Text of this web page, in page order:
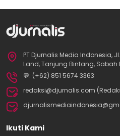
PT Djurnalis Media Indonesia,
Land, Tanjung Bintang,
💬: (+62) 851 5674 3363
redaksi@djurnalis.com
Ikuti Kami